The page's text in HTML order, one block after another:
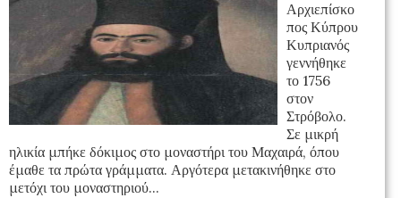
Αρχιεπίσκο
πος Κύπρου
Κυπριανός
γεννήθηκε
το 1756
στον
Στρόβολο.
Σε μικρή
ηλικία μπήκε δόκιμος στο μοναστήρι του Μαχαιρά, όπου
έμαθε τα πρώτα γράμματα. Αργότερα μετακινήθηκε στο
μετόχι του μοναστηριού...